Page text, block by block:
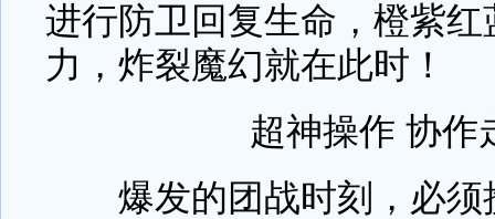
进行防卫回复生命，橙紫
力，炸裂魔幻就在此时！
超神操作 协作
爆发的团战时刻，必须